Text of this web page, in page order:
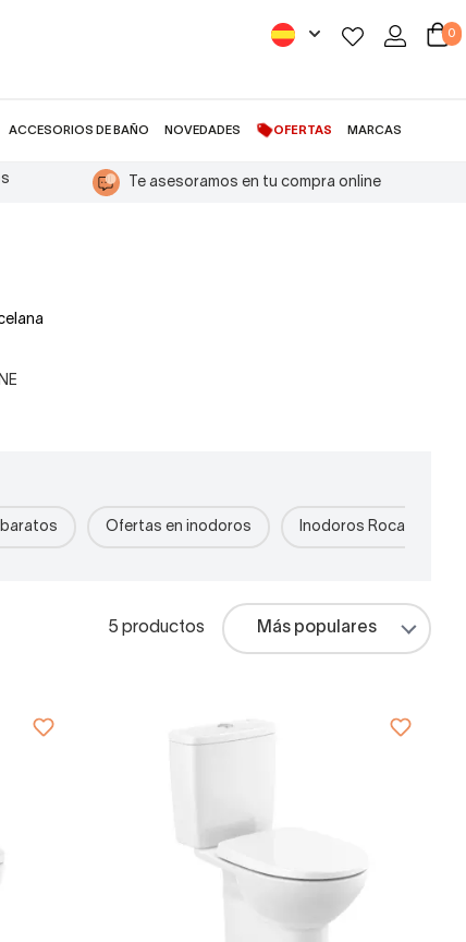
0
ACCESORIOS DE BAÑO NOVEDADES OFERTAS MARCAS
Te asesoramos en tu compra online
Ofertas en inodoros Inodoros Roca
5 productos